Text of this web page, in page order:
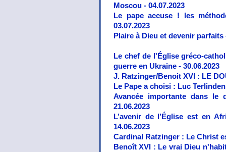
Moscou - 04.07.2023
Le pape accuse ! les
03.07.2023
Plaire à Dieu et devenir parfaits
Le chef de l'Église gréco-
guerre en Ukraine - 30.06.2023
J. Ratzinger/Benoit XVI : LE
Le Pape a choisi : Luc
Avancée importante dans le
21.06.2023
L’avenir de l’Église est en
14.06.2023
Cardinal Ratzinger : Le Christ
Benoît XVI : Le vrai Dieu